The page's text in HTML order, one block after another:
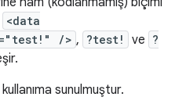
<data
/> , ?test! ve ?
sunulmuştur.